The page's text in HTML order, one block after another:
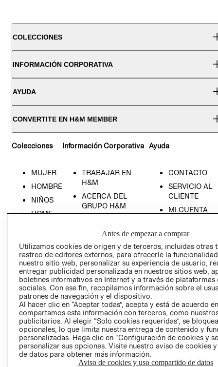
COLECCIONES
INFORMACIÓN CORPORATIVA
AYUDA
CONVERTITE EN H&M MEMBER
Colecciones
MUJER
HOMBRE
NIÑOS
HOME
Información Corporativa
TRABAJAR EN
H&M
ACERCA DEL
GRUPO H&M
SOCIAL
PRENSA
RELACIÓN CON
INVERSIONISTAS
POLÍTICA
EMPRESARIAL
Ayuda
CONTACTO
SERVICIO AL
CLIENTE
MI CUENTA
TIENDAS
- RETIRO EN
TIENDA
TÉRMINOS Y
CONDICIONES
AVISO DE
PRIVACIDAD
GIFT CARD
AVISO DE
COOKIES
Antes de empezar a comprar
Utilizamos cookies de origen y de terceros, incluidas otras
rastreo de editores externos, para ofrecerle la
nuestro sitio web, personalizar su experiencia de usuario,
entregar publicidad personalizada en nuestros sitios web,
boletines informativos en Internet y a través de plataformas
sociales. Con ese fin, recopilamos información sobre el
patrones de navegación y el dispositivo.
Al hacer clic en “Aceptar todas”, acepta y está de acuerdo
compartamos esta información con terceros, como
publicitarios. Al elegir “Solo cookies requeridas”, se
opcionales, lo que limita nuestra entrega de contenido y
personalizadas. Haga clic en “Configuración de cookies y
personalizar sus opciones. Visite nuestro aviso de cookies
de datos para obtener más información.
Aviso de cookies y uso compartido de datos